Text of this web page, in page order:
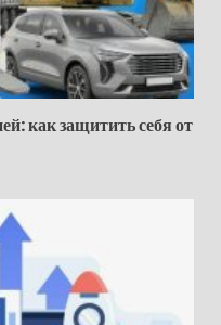
как защитить себя от